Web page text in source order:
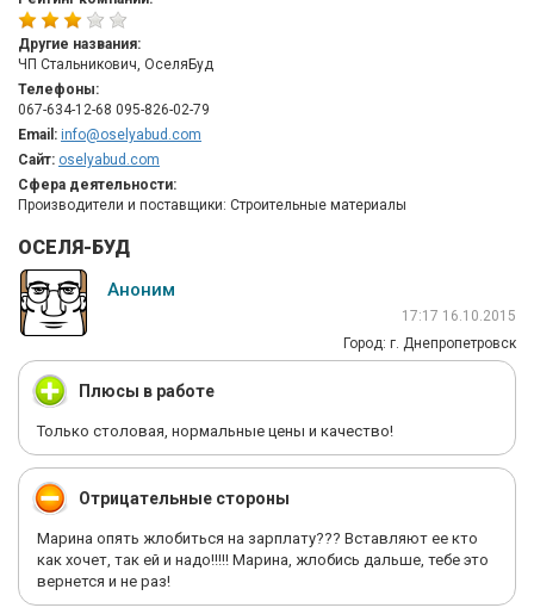
Другие названия:
ЧП Стальникович, ОселяБуд
Телефоны:
067-634-12-68 095-826-02-79
Email: info@oselyabud.com
Сайт: oselyabud.com
Сфера деятельности:
Производители и поставщики: Строительные материалы
ОСЕЛЯ-БУД
Аноним
17:17 16.10.2015
Город: г. Днепропетровск
Плюсы в работе
Только столовая, нормальные цены и качество!
Отрицательные стороны
Марина опять жлобиться на зарплату??? Вставляют ее кто
как хочет, так ей и надо!!!!! Марина, жлобись дальше, тебе это
вернется и не раз!